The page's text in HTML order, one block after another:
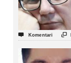
 Komentari 